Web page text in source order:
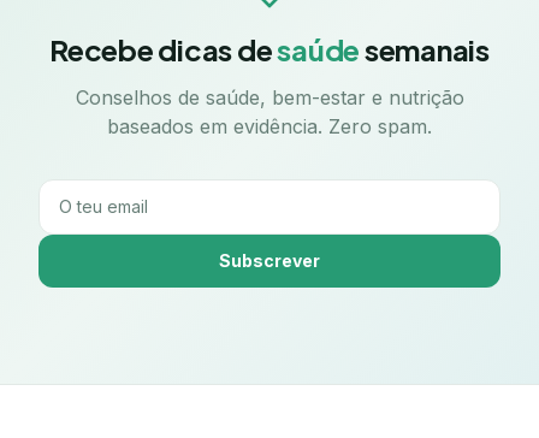
Recebe dicas desaúdesemanais
Conselhos de saúde, bem-estar e nutrição
baseados em evidência. Zero spam.
Subscrever